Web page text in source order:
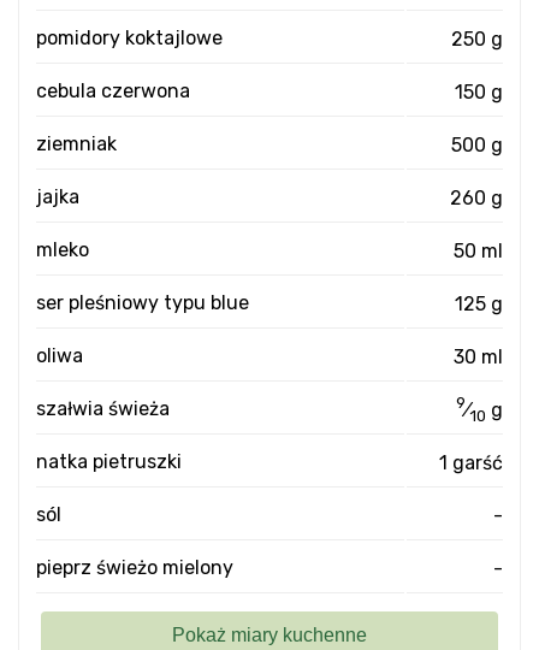
pomidory koktajlowe 250 g
cebula czerwona 150 g
ziemniak 500 g
jajka 260 g
mleko 50 ml
ser pleśniowy typu blue 125 g
oliwa 30 ml
szałwia świeża 9⁄10 g
natka pietruszki 1 garść
sól -
pieprz świeżo mielony -